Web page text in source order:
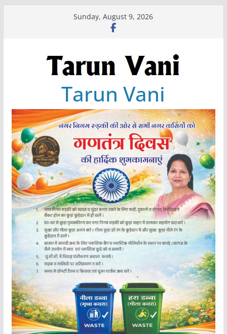
Sunday, August 9, 2026
Tarun Vani